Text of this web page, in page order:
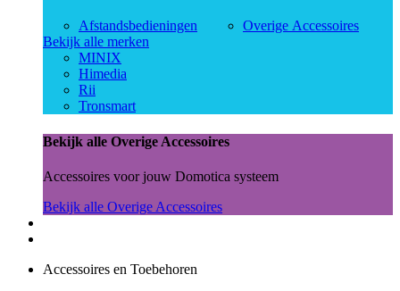
Afstandsbedieningen
Overige Accessoires
Bekijk alle merken
MINIX
Himedia
Rii
Tronsmart
Bekijk alle Overige Accessoires
Accessoires voor jouw Domotica systeem
Bekijk alle Overige Accessoires
Accessoires en Toebehoren